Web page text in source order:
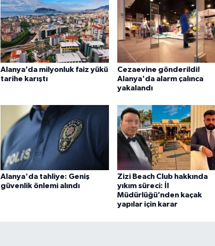
Alanya’da milyonluk faiz yükü
tarihe karıştı
Cezaevine gönderildi!
Alanya'da alarm çalınca
yakalandı
Alanya'da tahliye: Geniş
güvenlik önlemi alındı
Zizi Beach Club hakkında
yıkım süreci: İl
Müdürlüğü’nden kaçak
yapılar için karar